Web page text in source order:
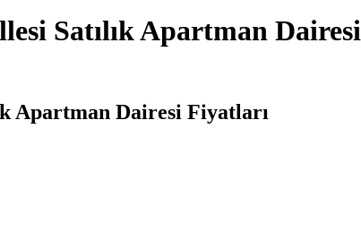
Satılık Apartman Dairesi
Apartman Dairesi Fiyatları